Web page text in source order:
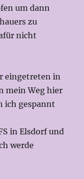
um dann
zu
nicht
eingetreten in
mein Weg hier
ich gespannt
in Elsdorf und
werde